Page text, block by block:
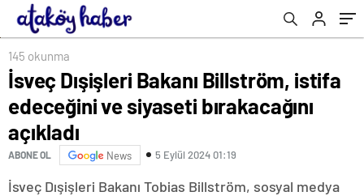
145 okunma
İsveç Dışişleri Bakanı Billström, istifa
edeceğini ve siyaseti bırakacağını
açıkladı
ABONE OL News 5 Eylül 2024 01:19
İsveç Dışişleri Bakanı Tobias Billström, sosyal medya